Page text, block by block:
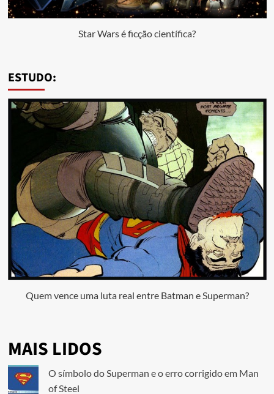
Star Wars é ficção científica?
ESTUDO:
Quem vence uma luta real entre Batman e Superman?
MAIS LIDOS
O símbolo do Superman e o erro corrigido em Man
of Steel